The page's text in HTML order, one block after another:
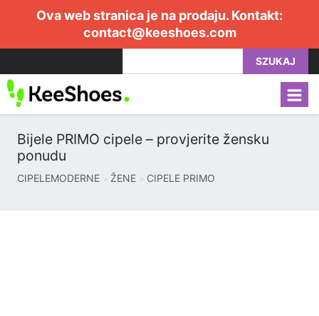
Ova web stranica je na prodaju. Kontakt:
contact@keeshoes.com
SZUKAJ
Bijele PRIMO cipele – provjerite žensku
ponudu
CIPELEMODERNE ŽENE CIPELE PRIMO